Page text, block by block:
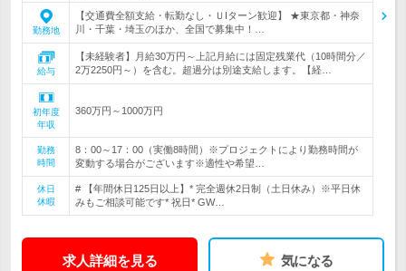
勤務地
【交通費全額支給・転勤なし・ＵIターン歓迎】 ★東京都・神奈
川・千葉・埼玉のほか、全国で募集中！…
給与
【未経験者】月給30万円～上記月給には固定残業代（10時間分／
2万2250円～）を含む。超過分は別途支給します。【経…
初年度
年収
360万円～1000万円
勤務
時間
8：00～17：00（実働8時間）※プロジェクトにより勤務時間が
変動する場合がございます※適性や希望…
休日
休暇
# 【年間休日125日以上】* 完全週休2日制（土日休み）※平日休
みもご相談可能です* 祝日* GW…
求人詳細を見る 気になる